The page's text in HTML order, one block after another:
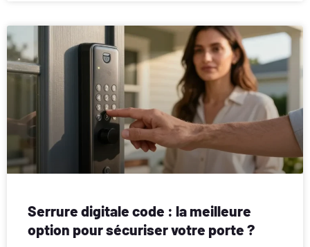
Serrure digitale code : la meilleure
option pour sécuriser votre porte ?